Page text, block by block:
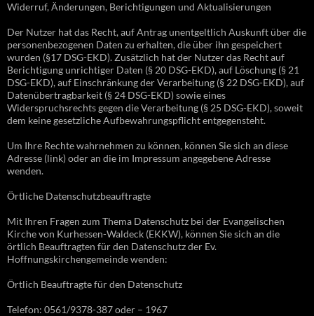
Widerruf, Änderungen, Berichtigungen und Aktualisierungen
Der Nutzer hat das Recht, auf Antrag unentgeltlich Auskunft über die
personenbezogenen Daten zu erhalten, die über ihn gespeichert
wurden (§17 DSG-EKD). Zusätzlich hat der Nutzer das Recht auf
Berichtigung unrichtiger Daten (§ 20 DSG-EKD), auf Löschung (§ 21
DSG-EKD), auf Einschränkung der Verarbeitung (§ 22 DSG-EKD), auf
Datenübertragbarkeit (§ 24 DSG-EKD) sowie eines
Widerspruchsrechts gegen die Verarbeitung (§ 25 DSG-EKD), soweit
dem keine gesetzliche Aufbewahrungspflicht entgegensteht.
Um Ihre Rechte wahrnehmen zu können, können Sie sich an diese
Adresse (link) oder an die im Impressum angegebene Adresse
wenden.
Örtliche Datenschutzbeauftragte
Mit Ihren Fragen zum Thema Datenschutz bei der Evangelischen
Kirche von Kurhessen-Waldeck (EKKW), können Sie sich an die
örtlich Beauftragten für den Datenschutz der Ev.
Hoffnungskirchengemeinde wenden:
Örtlich Beauftragte für den Datenschutz
Telefon: 0561/9378-387 oder – 1967